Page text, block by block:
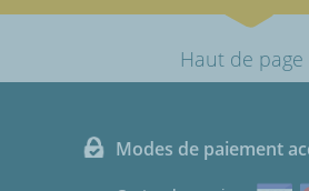
Haut de page
Modes de paiement